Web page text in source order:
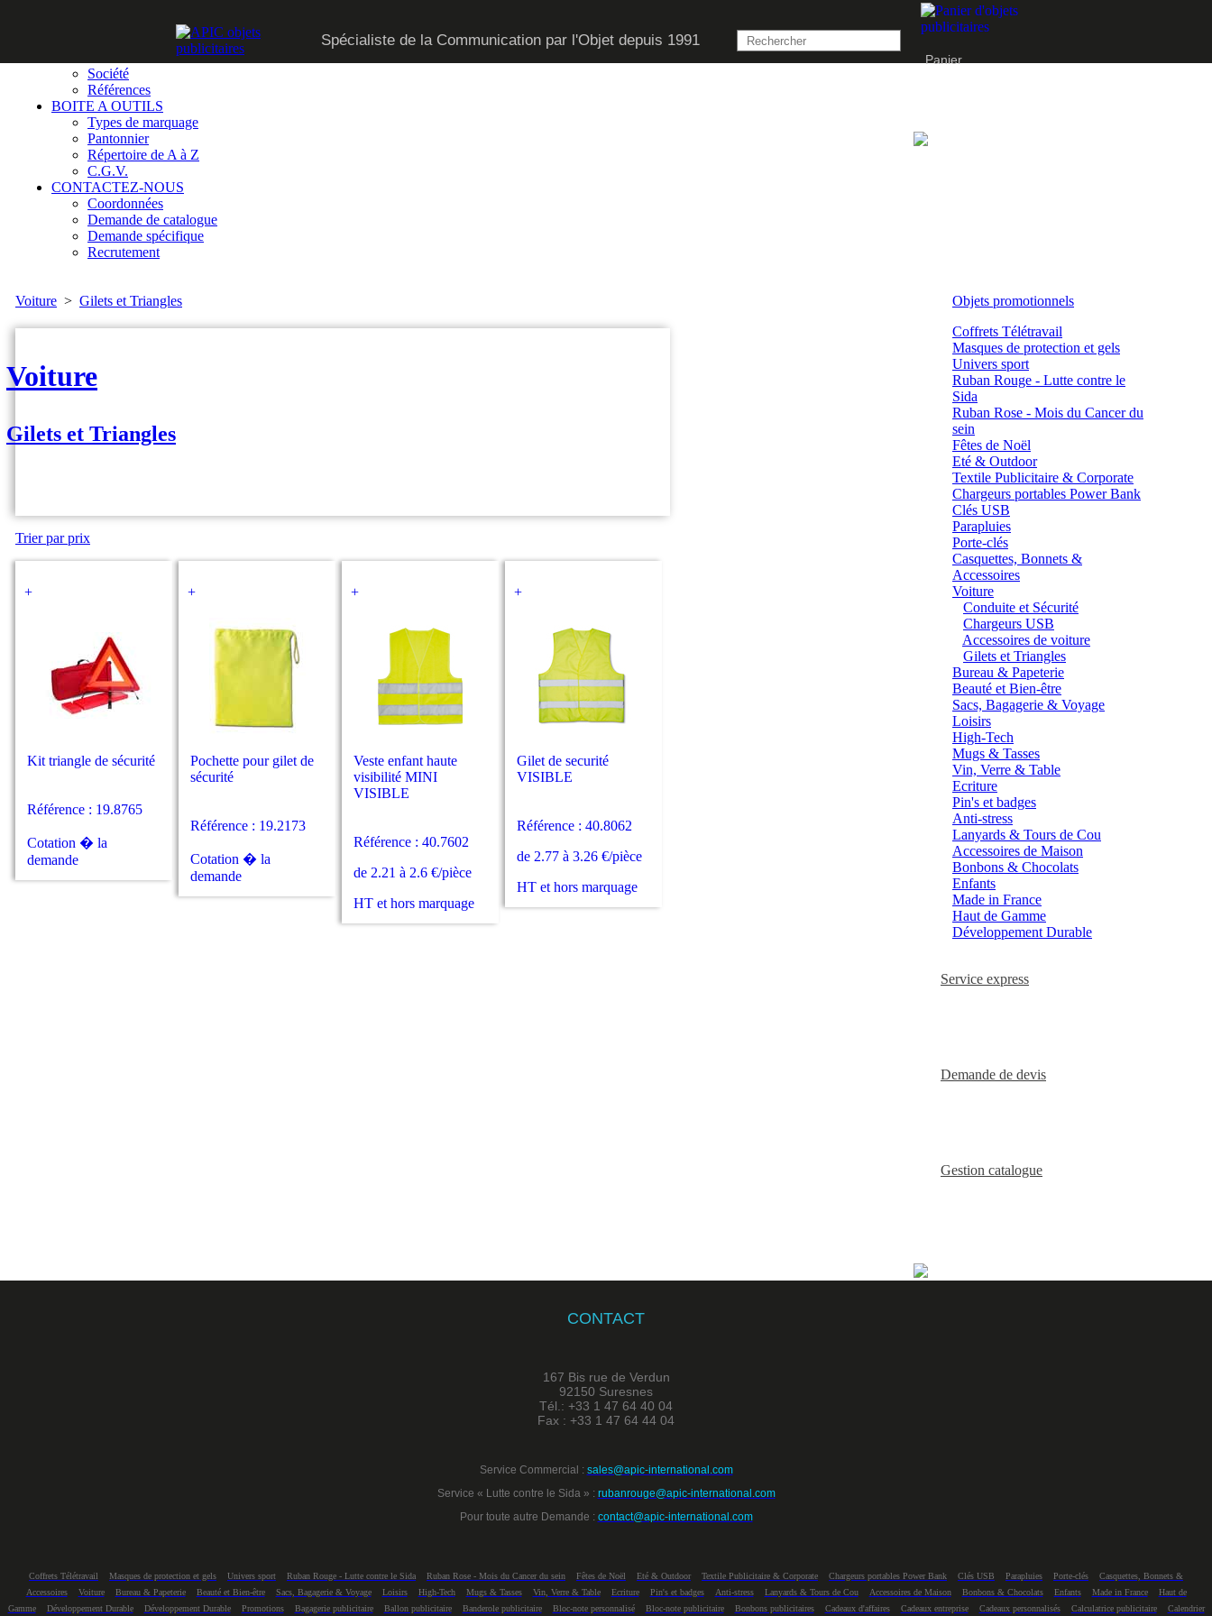
Spécialiste de la Communication par l'Objet depuis 1991
Panier
QUI SOMMES-NOUS
Société
Références
BOITE A OUTILS
Types de marquage
Pantonnier
Répertoire de A à Z
C.G.V.
CONTACTEZ-NOUS
Coordonnées
Demande de catalogue
Demande spécifique
Recrutement
Voiture > Gilets et Triangles
Voiture
Gilets et Triangles
Trier par prix
+
Kit triangle de sécurité
Référence : 19.8765
Cotation � la
demande
+
Pochette pour gilet de
sécurité
Référence : 19.2173
Cotation � la
demande
+
Veste enfant haute
visibilité MINI
VISIBLE
Référence : 40.7602
de 2.21 à 2.6 €/pièce
HT et hors marquage
+
Gilet de securité
VISIBLE
Référence : 40.8062
de 2.77 à 3.26 €/pièce
HT et hors marquage
Objets promotionnels
Coffrets Télétravail
Masques de protection et gels
Univers sport
Ruban Rouge - Lutte contre le
Sida
Ruban Rose - Mois du Cancer du
sein
Fêtes de Noël
Eté & Outdoor
Textile Publicitaire & Corporate
Chargeurs portables Power Bank
Clés USB
Parapluies
Porte-clés
Casquettes, Bonnets &
Accessoires
Voiture
Conduite et Sécurité
Chargeurs USB
Accessoires de voiture
Gilets et Triangles
Bureau & Papeterie
Beauté et Bien-être
Sacs, Bagagerie & Voyage
Loisirs
High-Tech
Mugs & Tasses
Vin, Verre & Table
Ecriture
Pin's et badges
Anti-stress
Lanyards & Tours de Cou
Accessoires de Maison
Bonbons & Chocolats
Enfants
Made in France
Haut de Gamme
Développement Durable
Service express
Demande de devis
Gestion catalogue
CONTACT
167 Bis rue de Verdun
92150 Suresnes
Tél.: +33 1 47 64 40 04
Fax : +33 1 47 64 44 04
Service Commercial : sales@apic-international.com
Service « Lutte contre le Sida » : rubanrouge@apic-international.com
Pour toute autre Demande : contact@apic-international.com
Coffrets Télétravail Masques de protection et gels Univers sport Ruban Rouge - Lutte contre le Sida Ruban Rose - Mois du Cancer du sein Fêtes de Noël Eté & Outdoor Textile Publicitaire & Corporate Chargeurs portables Power Bank Clés USB Parapluies Porte-clés
Casquettes, Bonnets &
Accessoires
Voiture Bureau & Papeterie Beauté et Bien-être Sacs, Bagagerie & Voyage Loisirs High-Tech Mugs & Tasses Vin, Verre & Table Ecriture Pin's et badges Anti-stress Lanyards & Tours de Cou Accessoires de Maison Bonbons & Chocolats Enfants Made in France
Haut de
Gamme
Développement Durable Développement Durable Promotions Bagagerie publicitaire Ballon publicitaire Banderole publicitaire Bloc-note personnalisé Bloc-note publicitaire Bonbons publicitaires Cadeaux d'affaires Cadeaux entreprise Cadeaux personnalisés Calculatrice publicitaire Calendrier